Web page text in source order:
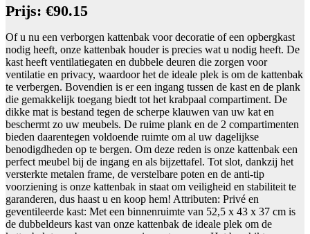
Prijs: €90.15
Of u nu een verborgen kattenbak voor decoratie of een opbergkast
nodig heeft, onze kattenbak houder is precies wat u nodig heeft. De
kast heeft ventilatiegaten en dubbele deuren die zorgen voor
ventilatie en privacy, waardoor het de ideale plek is om de kattenbak
te verbergen. Bovendien is er een ingang tussen de kast en de plank
die gemakkelijk toegang biedt tot het krabpaal compartiment. De
dikke mat is bestand tegen de scherpe klauwen van uw kat en
beschermt zo uw meubels. De ruime plank en de 2 compartimenten
bieden daarentegen voldoende ruimte om al uw dagelijkse
benodigdheden op te bergen. Om deze reden is onze kattenbak een
perfect meubel bij de ingang en als bijzettafel. Tot slot, dankzij het
versterkte metalen frame, de verstelbare poten en de anti-tip
voorziening is onze kattenbak in staat om veiligheid en stabiliteit te
garanderen, dus haast u en koop hem! Attributen: Privé en
geventileerde kast: Met een binnenruimte van 52,5 x 43 x 37 cm is
de dubbeldeurs kast van onze kattenbak de ideale plek om de